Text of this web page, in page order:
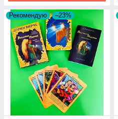
Рекомендую –23%